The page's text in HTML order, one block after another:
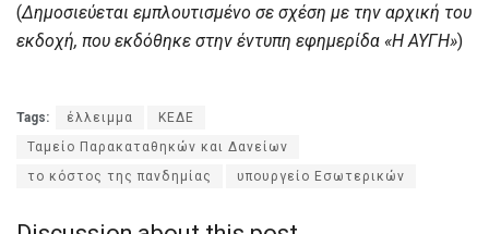
(Δημοσιεύεται εμπλουτισμένο σε σχέση με την αρχική του
εκδοχή, που εκδόθηκε στην έντυπη εφημερίδα «Η ΑΥΓΗ»)
Tags: έλλειμμα
ΚΕΔΕ
Ταμείο Παρακαταθηκών και Δανείων
το κόστος της πανδημίας
υπουργείο Εσωτερικών